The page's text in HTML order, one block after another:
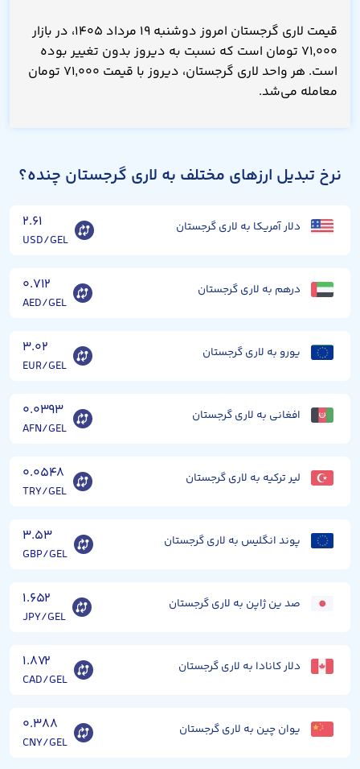
قیمت لاری گرجستان امروز دوشنبه ۱۹ مرداد ۱۴۰۵، در بازار
۷۱,۰۰۰ تومان است که نسبت به دیروز بدون تغییر بوده
است. هر واحد لاری گرجستان، دیروز با قیمت ۷۱,۰۰۰ تومان
معامله می‌شد.
نرخ تبدیل ارزهای مختلف به لاری گرجستان چنده؟
دلار آمریکا به لاری گرجستان ۲.۶۱
USD/GEL
درهم به لاری گرجستان ۰.۷۱۲
AED/GEL
یورو به لاری گرجستان ۳.۰۲
EUR/GEL
افغانی به لاری گرجستان ۰.۰۳۹۳
AFN/GEL
لیر ترکیه به لاری گرجستان ۰.۰۵۴۸
TRY/GEL
پوند انگلیس به لاری گرجستان ۳.۵۳
GBP/GEL
صد ین ژاپن به لاری گرجستان ۱.۶۵۲
JPY/GEL
دلار کانادا به لاری گرجستان ۱.۸۷۲
CAD/GEL
یوان چین به لاری گرجستان ۰.۳۸۸
CNY/GEL